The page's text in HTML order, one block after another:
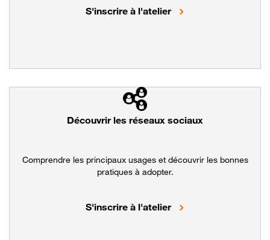
S'inscrire à l'atelier Comprendre la vie
Découvrir les réseaux sociaux
Comprendre les principaux usages et découvrir les bonnes
pratiques à adopter.
S'inscrire à l'atelier Adopter les bonnes